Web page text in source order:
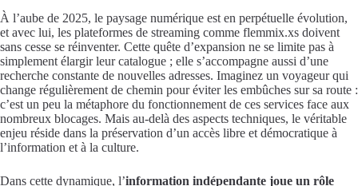
À l’aube de 2025, le paysage numérique est en perpétuelle évolution,
et avec lui, les plateformes de streaming comme flemmix.xs doivent
sans cesse se réinventer. Cette quête d’expansion ne se limite pas à
simplement élargir leur catalogue ; elle s’accompagne aussi d’une
recherche constante de nouvelles adresses. Imaginez un voyageur qui
change régulièrement de chemin pour éviter les embûches sur sa route :
c’est un peu la métaphore du fonctionnement de ces services face aux
nombreux blocages. Mais au-delà des aspects techniques, le véritable
enjeu réside dans la préservation d’un accès libre et démocratique à
l’information et à la culture.
Dans cette dynamique, l’information indépendante joue un rôle